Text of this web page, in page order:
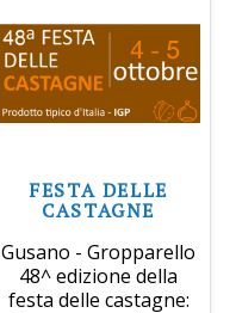
FESTA DELLE
CASTAGNE
Gusano - Gropparello
48^ edizione della
festa delle castagne: